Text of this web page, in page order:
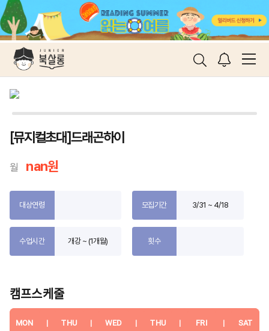
[뮤지컬초대]드래곤하이
월 nan원
대상연령 모집기간 3/31 ~ 4/18
수업시간 개강 ~ (1개월) 횟수
캠프스케줄
MON | THU | WED | THU | FRI | SAT